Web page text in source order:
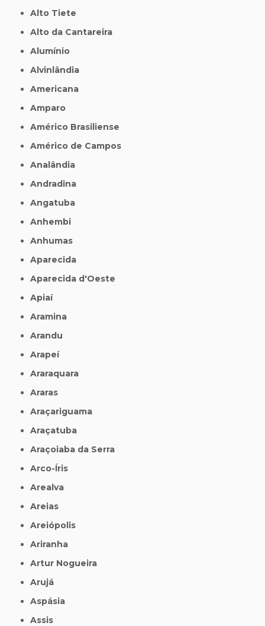
Alto Tiete
Alto da Cantareira
Alumínio
Alvinlândia
Americana
Amparo
Américo Brasiliense
Américo de Campos
Analândia
Andradina
Angatuba
Anhembi
Anhumas
Aparecida
Aparecida d'Oeste
Apiaí
Aramina
Arandu
Arapeí
Araraquara
Araras
Araçariguama
Araçatuba
Araçoiaba da Serra
Arco-Íris
Arealva
Areias
Areiópolis
Ariranha
Artur Nogueira
Arujá
Aspásia
Assis